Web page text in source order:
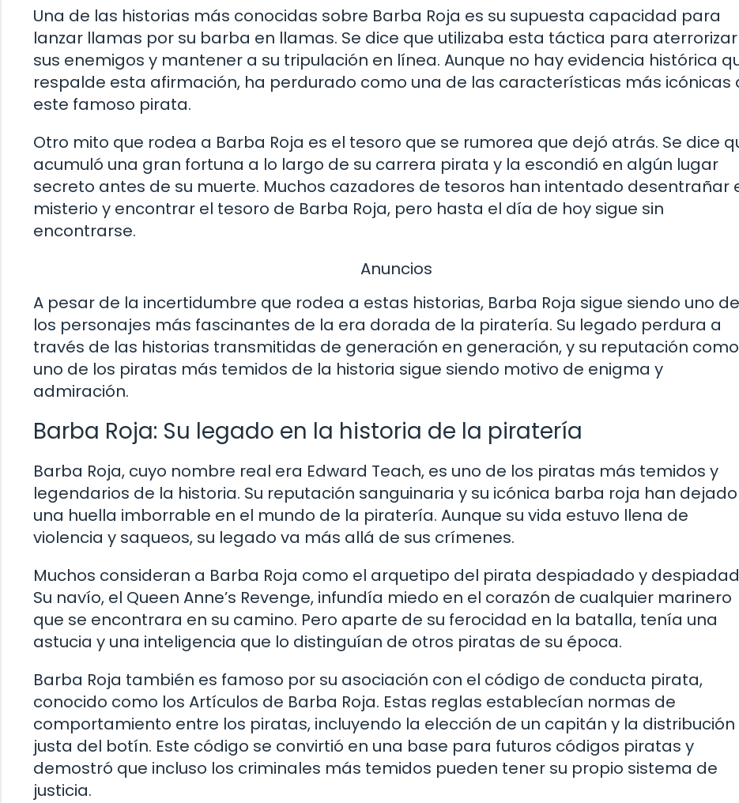
Una de las historias más conocidas sobre Barba Roja es su supuesta capacidad para
lanzar llamas por su barba en llamas. Se dice que utilizaba esta táctica para
sus enemigos y mantener a su tripulación en línea. Aunque no hay evidencia histórica
respalde esta afirmación, ha perdurado como una de las características más icónicas
este famoso pirata.
Otro mito que rodea a Barba Roja es el tesoro que se rumorea que dejó atrás. Se dice
acumuló una gran fortuna a lo largo de su carrera pirata y la escondió en algún lugar
secreto antes de su muerte. Muchos cazadores de tesoros han intentado desentrañar
misterio y encontrar el tesoro de Barba Roja, pero hasta el día de hoy sigue sin
encontrarse.
Anuncios
A pesar de la incertidumbre que rodea a estas historias, Barba Roja sigue siendo uno de
los personajes más fascinantes de la era dorada de la piratería. Su legado perdura a
través de las historias transmitidas de generación en generación, y su reputación como
uno de los piratas más temidos de la historia sigue siendo motivo de enigma y
admiración.
Barba Roja: Su legado en la historia de la piratería
Barba Roja, cuyo nombre real era Edward Teach, es uno de los piratas más temidos y
legendarios de la historia. Su reputación sanguinaria y su icónica barba roja han dejado
una huella imborrable en el mundo de la piratería. Aunque su vida estuvo llena de
violencia y saqueos, su legado va más allá de sus crímenes.
Muchos consideran a Barba Roja como el arquetipo del pirata despiadado y
Su navío, el Queen Anne’s Revenge, infundía miedo en el corazón de cualquier marinero
que se encontrara en su camino. Pero aparte de su ferocidad en la batalla, tenía una
astucia y una inteligencia que lo distinguían de otros piratas de su época.
Barba Roja también es famoso por su asociación con el código de conducta pirata,
conocido como los Artículos de Barba Roja. Estas reglas establecían normas de
comportamiento entre los piratas, incluyendo la elección de un capitán y la distribución
justa del botín. Este código se convirtió en una base para futuros códigos piratas y
demostró que incluso los criminales más temidos pueden tener su propio sistema de
justicia.